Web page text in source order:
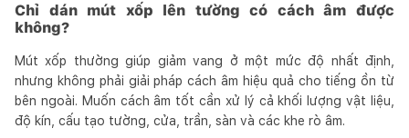
Chỉ dán mút xốp lên tường có cách âm được
không?
Mút xốp thường giúp giảm vang ở một mức độ nhất định,
nhưng không phải giải pháp cách âm hiệu quả cho tiếng ồn từ
bên ngoài. Muốn cách âm tốt cần xử lý cả khối lượng vật liệu,
độ kín, cấu tạo tường, cửa, trần, sàn và các khe rò âm.